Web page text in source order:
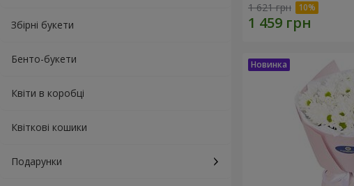
Збірні букети
Бенто-букети
Квіти в коробці
Квіткові кошики
Подарунки
1 621 грн